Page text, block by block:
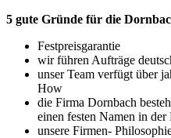
5 gute Gründe für die
Festpreisgarantie
wir führen Aufträge
unser Team verfügt über
How
die Firma Dornbach
einen festen Namen in der
unsere Firmen-